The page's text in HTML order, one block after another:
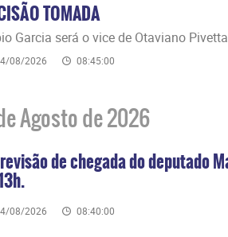
TOMADA
Garcia será o vice de Otaviano Pivetta
08/2026 08:45:00
Agosto de 2026
de chegada do deputado
08/2026 08:40:00